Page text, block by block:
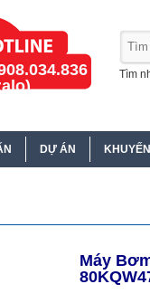
Tìm
DỰ ÁN
Máy